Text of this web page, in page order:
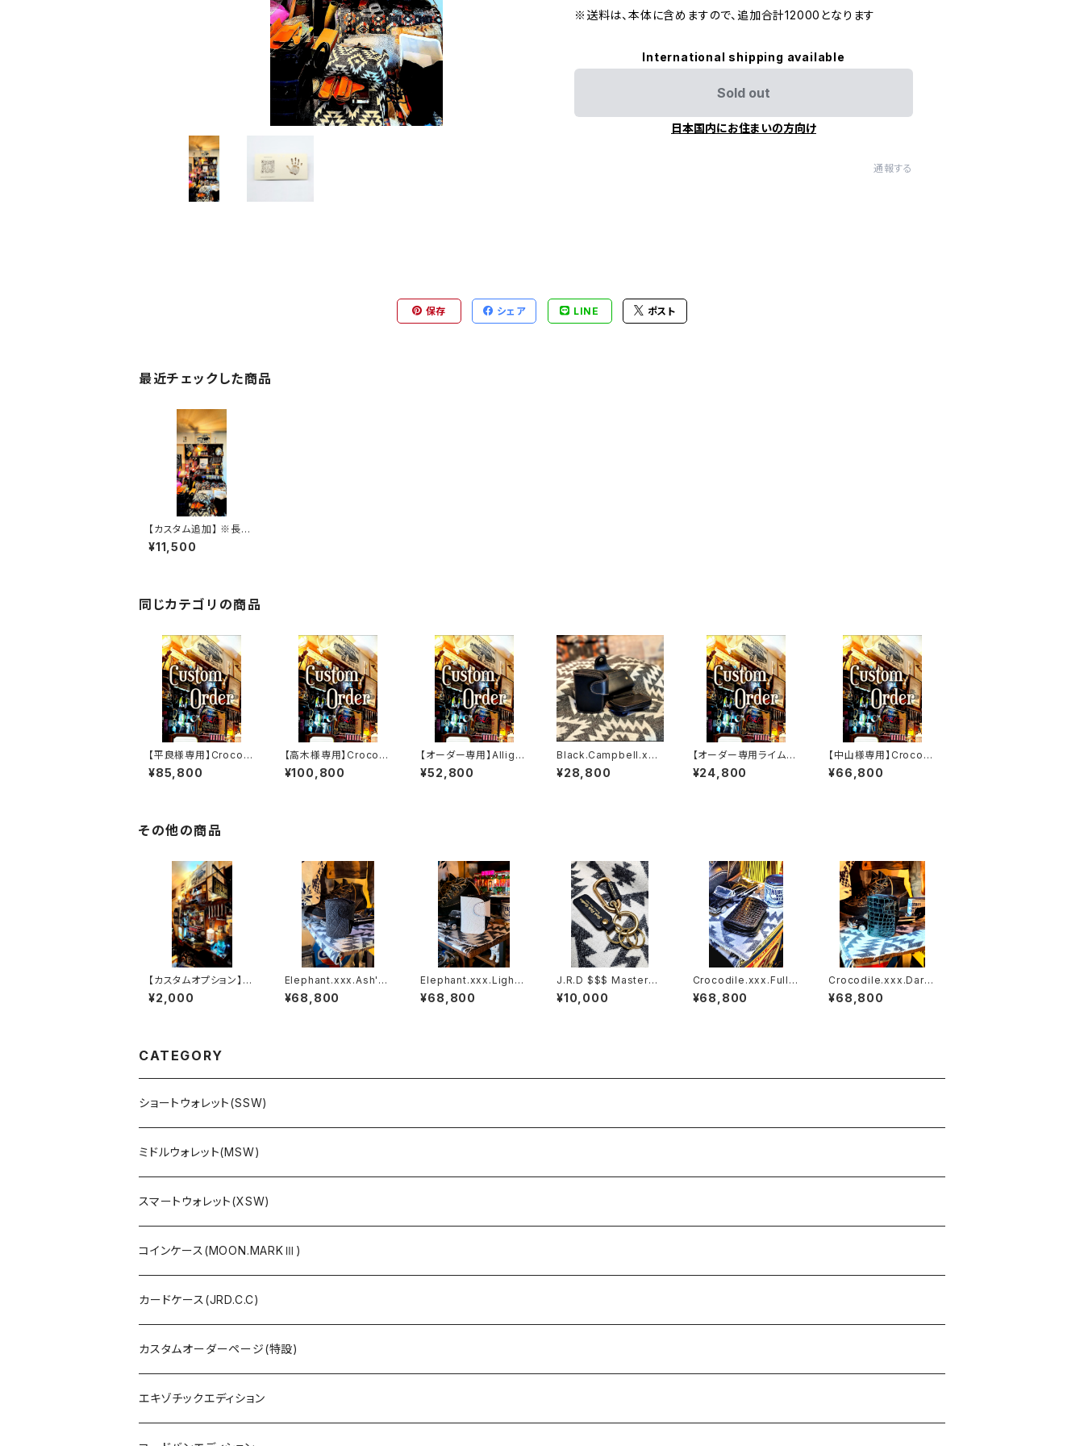
※送料は、本体に含めますので、追加合計12000となります
International shipping available
Sold out
日本国内にお住まいの方向け
通報する
保存 シェア LINE ポスト
最近チェックした商品
【カスタム追加】 ※長井
様 ネイビー・コードバン
SSW 専用
¥11,500
同じカテゴリの商品
【平良様専用】Crocodi
le.xxx.ORIENTAL-BL
UE.Edition// JACK.RI
¥85,800
【高木様専用】Crocodi
le.xxx."HIMARAYA".E
dition// JACK.RIDE.
¥100,800
【オーダー専用】Alligat
or.xxx.Peacock,Blu
e.Edition// JACK.RI
¥52,800
Black.Campbell.xxx
// JACK.RIDE.SSW
¥28,800
【オーダー専用ライム&
レッドSSW
¥24,800
【中山様専用】Crocodi
le.xxx.Edition// JAC
K.RIDE.SSW
¥66,800
その他の商品
【カスタムオプション】※
カード1室×追加
¥2,000
Elephant.xxx.Ash'Gr
ay-Black.Edition// J
ACK.RIDE.SSW
¥68,800
Elephant.xxx.Ligh
t'Gray-White.Editio
n// JACK.RIDE.SSW
¥68,800
J.R.D $$$ Master×K
eyring B&G $$$
¥10,000
Crocodile.xxx.Full-
Black.Edition// JAC
K.RIDE.SSW
¥68,800
Crocodile.xxx.Dark.
Cyprus.Edition// JA
CK.RIDE.SSW
¥68,800
CATEGORY
ショートウォレット(SSW)
ミドルウォレット(MSW)
スマートウォレット(XSW)
コインケース(MOON.MARKⅢ)
カードケース(JRD.C.C)
カスタムオーダーページ(特設)
エキゾチックエディション